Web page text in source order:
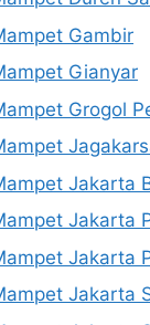
Gambir
Gianyar
Grogol
Jakarta
Jakarta
Jakarta
Jakarta